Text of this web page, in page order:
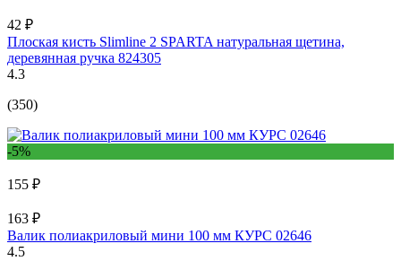
42 ₽
Плоская кисть Slimline 2 SPARTA натуральная щетина,
деревянная ручка 824305
4.3
(350)
-5%
155 ₽
163 ₽
Валик полиакриловый мини 100 мм КУРС 02646
4.5